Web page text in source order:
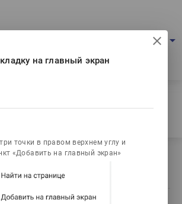
Қаз arrow_drop_down
Қан аурулары кезіндегі
Қан аурулары кезіндегі
на главный экран
точки в правом верхнем углу и
«Добавить на главный экран»